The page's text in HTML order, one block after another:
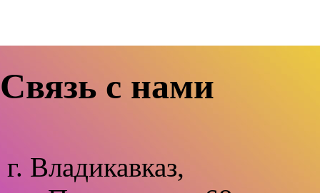
Связь с нами
г. Владикавказ,